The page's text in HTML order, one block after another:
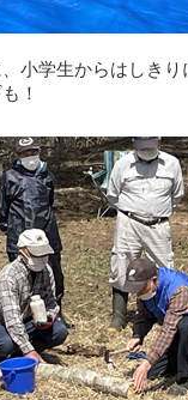
小学生からはしきり
！